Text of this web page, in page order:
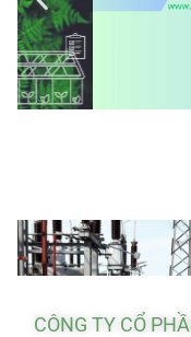
CÔNG TY CỔ